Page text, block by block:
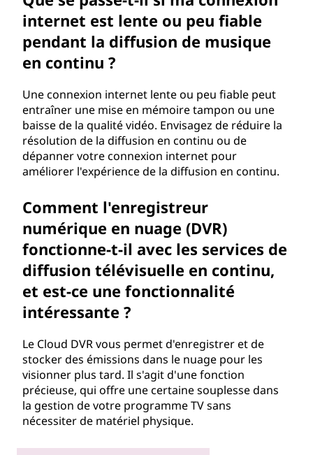
internet est lente ou peu fiable
pendant la diffusion de musique
en continu ?
Une connexion internet lente ou peu fiable peut
entraîner une mise en mémoire tampon ou une
baisse de la qualité vidéo. Envisagez de réduire la
résolution de la diffusion en continu ou de
dépanner votre connexion internet pour
améliorer l'expérience de la diffusion en continu.
Comment l'enregistreur
numérique en nuage (DVR)
fonctionne-t-il avec les services de
diffusion télévisuelle en continu,
et est-ce une fonctionnalité
intéressante ?
Le Cloud DVR vous permet d'enregistrer et de
stocker des émissions dans le nuage pour les
visionner plus tard. Il s'agit d'une fonction
précieuse, qui offre une certaine souplesse dans
la gestion de votre programme TV sans
nécessiter de matériel physique.